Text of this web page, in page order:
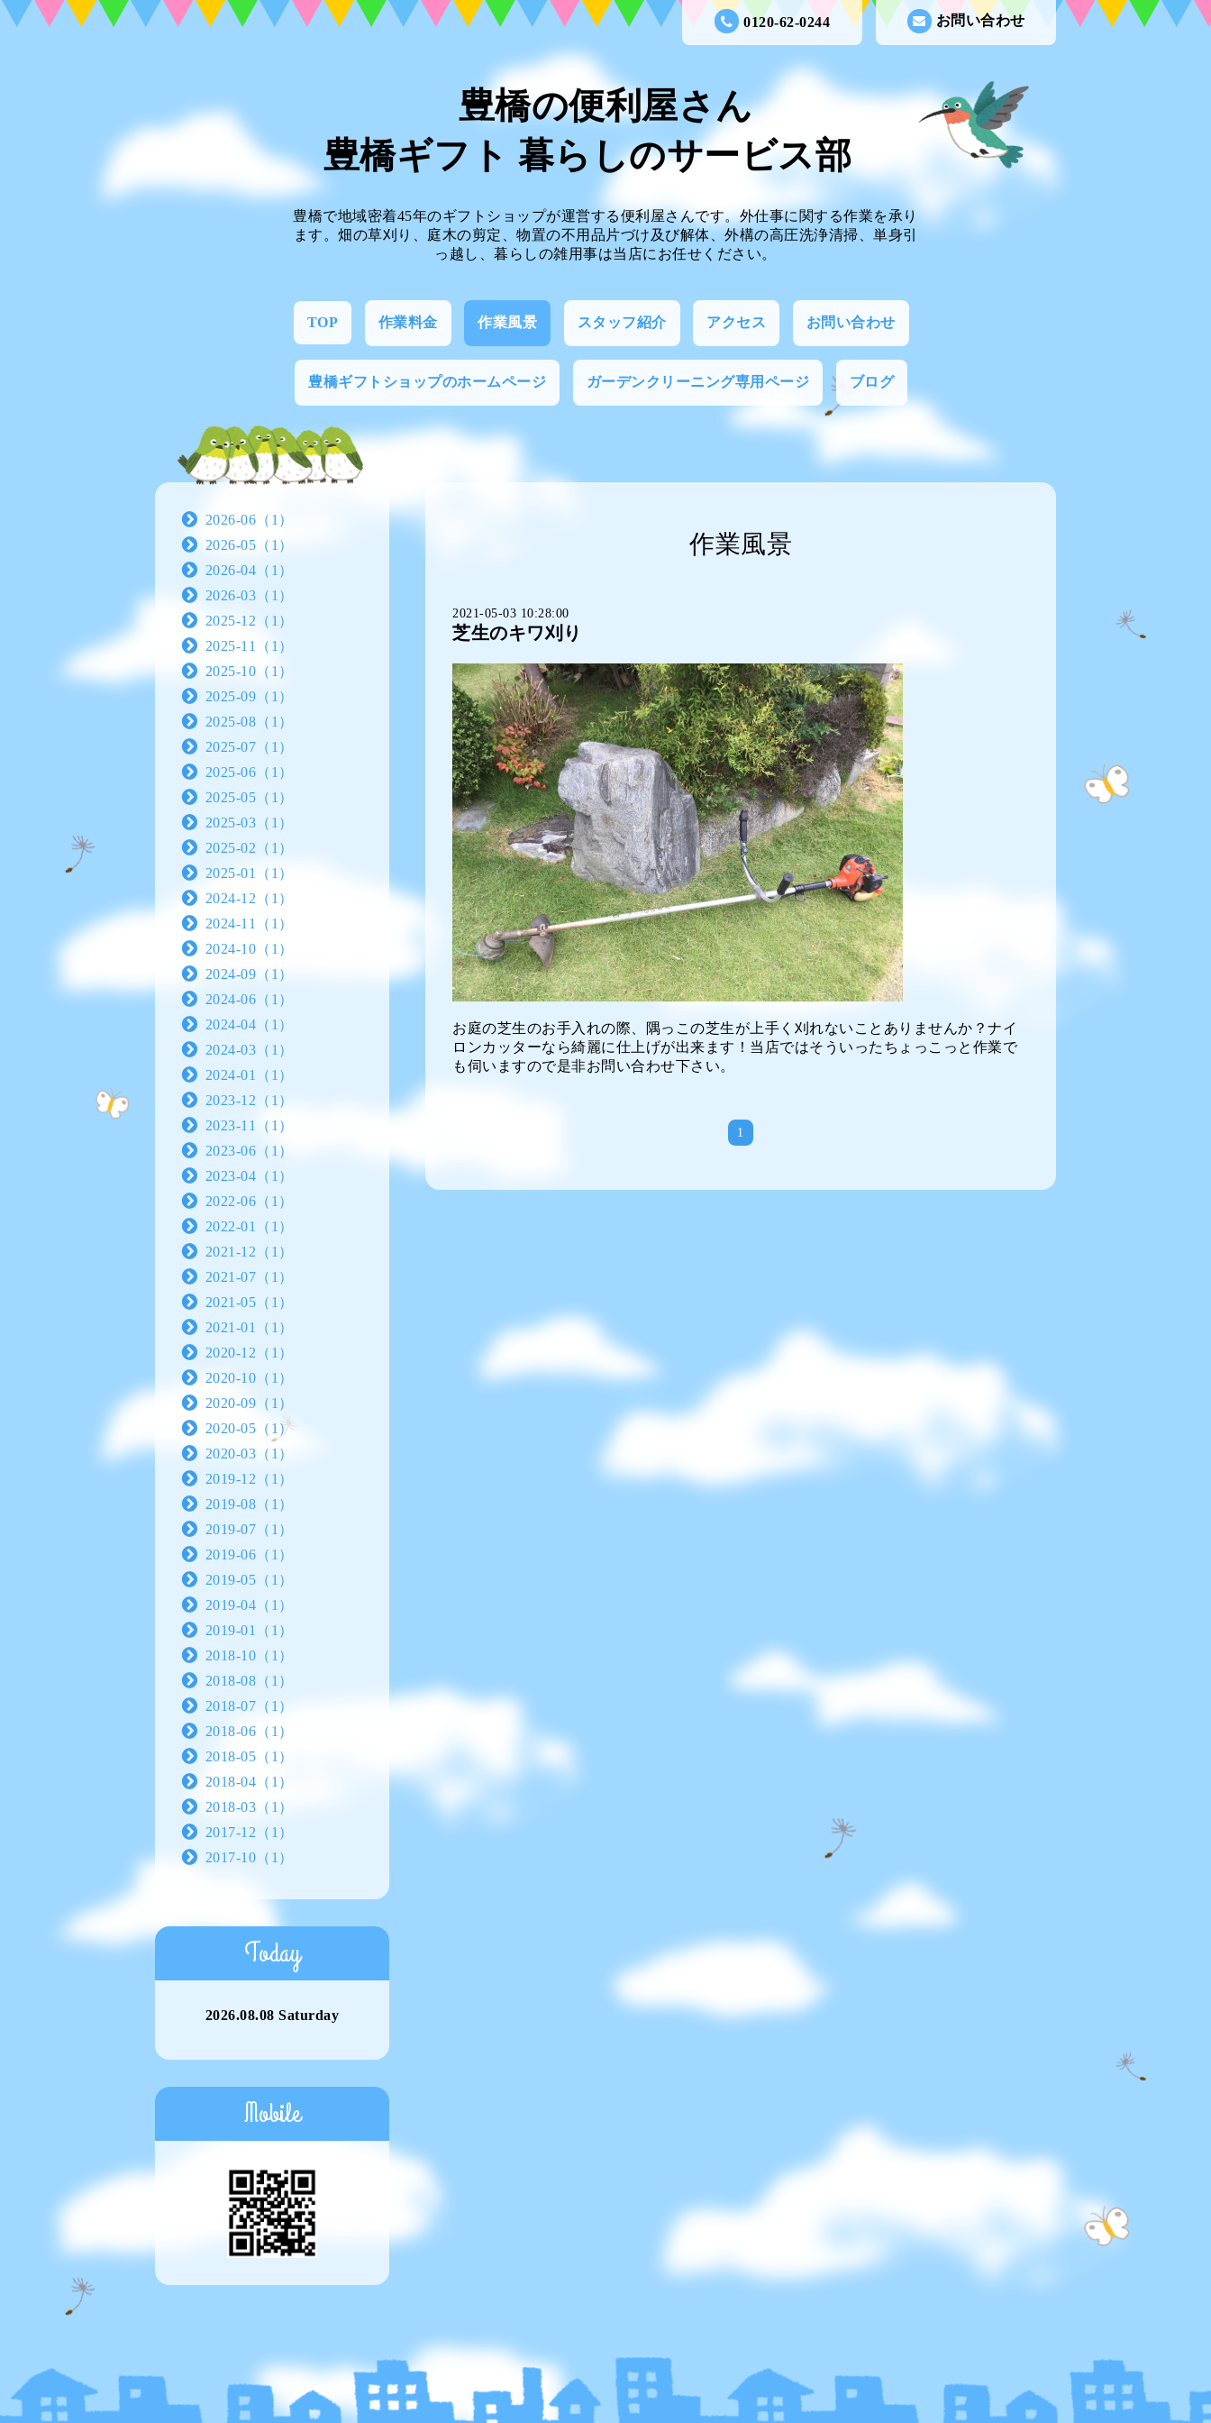
お問い合わせ
0120-62-0244
豊橋の便利屋さん
豊橋ギフト 暮らしのサービス部
豊橋で地域密着45年のギフトショップが運営する便利屋さんです。外仕事に関する作業を承り
ます。畑の草刈り、庭木の剪定、物置の不用品片づけ及び解体、外構の高圧洗浄清掃、単身引
っ越し、暮らしの雑用事は当店にお任せください。
TOP 作業料金 作業風景 スタッフ紹介 アクセス お問い合わせ
豊橋ギフトショップのホームページ ガーデンクリーニング専用ページ ブログ
作業風景
2021-05-03 10:28:00
芝生のキワ刈り
お庭の芝生のお手入れの際、隅っこの芝生が上手く刈れないことありませんか？ナイ
ロンカッターなら綺麗に仕上げが出来ます！当店ではそういったちょっこっと作業で
も伺いますので是非お問い合わせ下さい。
1
2026-06（1）
2026-05（1）
2026-04（1）
2026-03（1）
2025-12（1）
2025-11（1）
2025-10（1）
2025-09（1）
2025-08（1）
2025-07（1）
2025-06（1）
2025-05（1）
2025-03（1）
2025-02（1）
2025-01（1）
2024-12（1）
2024-11（1）
2024-10（1）
2024-09（1）
2024-06（1）
2024-04（1）
2024-03（1）
2024-01（1）
2023-12（1）
2023-11（1）
2023-06（1）
2023-04（1）
2022-06（1）
2022-01（1）
2021-12（1）
2021-07（1）
2021-05（1）
2021-01（1）
2020-12（1）
2020-10（1）
2020-09（1）
2020-05（1）
2020-03（1）
2019-12（1）
2019-08（1）
2019-07（1）
2019-06（1）
2019-05（1）
2019-04（1）
2019-01（1）
2018-10（1）
2018-08（1）
2018-07（1）
2018-06（1）
2018-05（1）
2018-04（1）
2018-03（1）
2017-12（1）
2017-10（1）
Today
2026.08.08 Saturday
Mobile